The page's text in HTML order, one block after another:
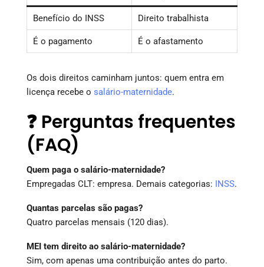
Benefício do INSS Direito trabalhista
É o pagamento É o afastamento
Os dois direitos caminham juntos: quem entra em
licença recebe o salário-maternidade.
❓ Perguntas frequentes
(FAQ)
Quem paga o salário-maternidade?
Empregadas CLT: empresa. Demais categorias: INSS.
Quantas parcelas são pagas?
Quatro parcelas mensais (120 dias).
MEI tem direito ao salário-maternidade?
Sim, com apenas uma contribuição antes do parto.